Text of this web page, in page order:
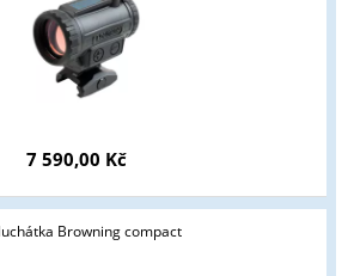
7 590,00 Kč
Browning compact
pouze odborné veřejnosti od 18 let a
ANO NE